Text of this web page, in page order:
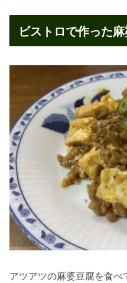
ビストロで作った
アツアツの麻婆豆腐を食べ